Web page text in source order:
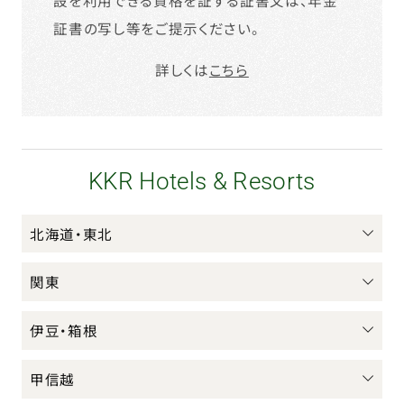
証書の写し等をご提示ください。
詳しくはこちら
KKR Hotels & Resorts
北海道・東北
関東
伊豆・箱根
甲信越